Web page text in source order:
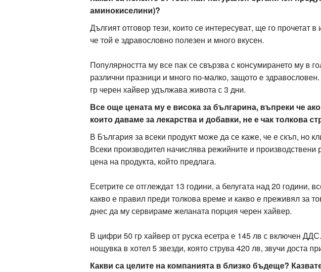
аминокиселини)?
Дългият отговор тези, които се интересуват, ще го прочетат в
че той е здравословно полезен и много вкусен.
Популярността му все пак се свързва с консумирането му в
различни празници и много по-малко, защото е
гр черен хайвер удължава живота с 3 дни.
Все още цената му е висока за българина, въпреки че
които даваме за лекарства и добавки, не е чак толкова
В България за всеки продукт може да се каже, че е скъп, но
Всеки производител начислява режийните и производствени
цена на продукта, който предлага.
Есетрите се отглеждат 13 години, а белугата над 20 години,
какво е правил преди толкова време и какво е преживял за
днес да му сервираме желаната порция черен хайвер.
В цифри 50 гр хайвер от руска есетра е 145 лв с включен
нощувка в хотел 5 звезди, която струва 420 лв, звучи доста
Какви са целите на компанията в близко бъдеще?